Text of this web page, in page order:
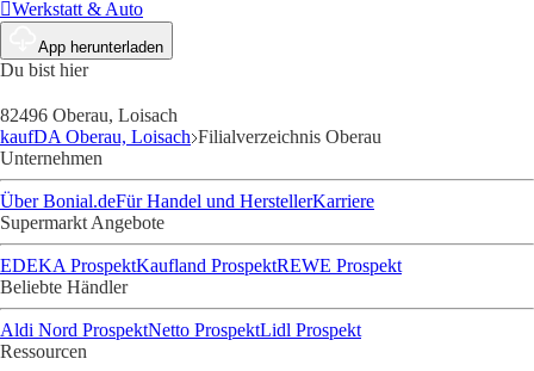
Werkstatt & Auto
App herunterladen
Du bist hier
82496 Oberau, Loisach
kaufDA Oberau, Loisach Filialverzeichnis Oberau
Unternehmen
Über Bonial.deFür Handel und HerstellerKarriere
Supermarkt Angebote
EDEKA ProspektKaufland ProspektREWE Prospekt
Beliebte Händler
Aldi Nord ProspektNetto ProspektLidl Prospekt
Ressourcen